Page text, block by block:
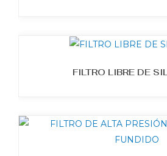
FILTRO LIBRE DE